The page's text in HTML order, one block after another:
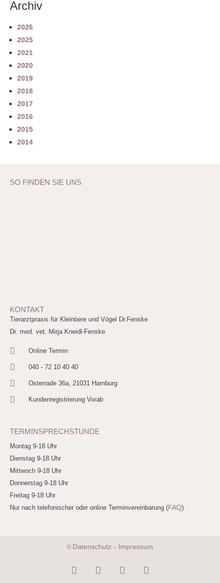
Archiv
2026
2025
2021
2020
2019
2018
2017
2016
2015
2014
SO FINDEN SIE UNS
KONTAKT
Tierarztpraxis für Kleintiere und Vögel Dr.Fenske
Dr. med. vet. Mirja Kneidl-Fenske
Online Termin
040 - 72 10 40 40
Osterrade 36a, 21031 Hamburg
Kundenregistrierung Vorab
TERMINSPRECHSTUNDE
Montag 9-18 Uhr
Dienstag 9-18 Uhr
Mittwoch 9-18 Uhr
Donnerstag 9-18 Uhr
Freitag 9-18 Uhr
Nur nach telefonischer oder online Terminvereinbarung (FAQ)
© Datenschutz – Impressum